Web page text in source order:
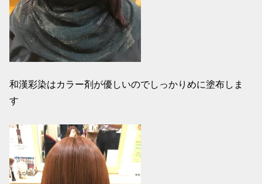
和漢彩染はカラー剤が優しいのでしっかりめに塗布しま
す